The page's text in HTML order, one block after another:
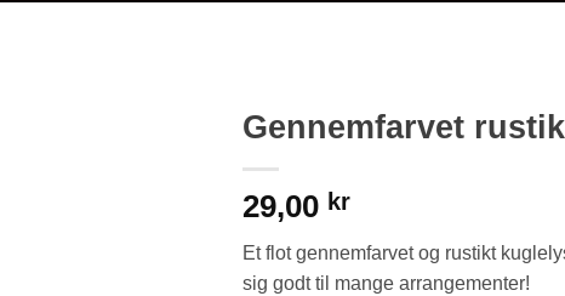
Gennemfarvet
29,00 kr
Et flot gennemfarvet og rustikt
sig godt til mange arrangementer!